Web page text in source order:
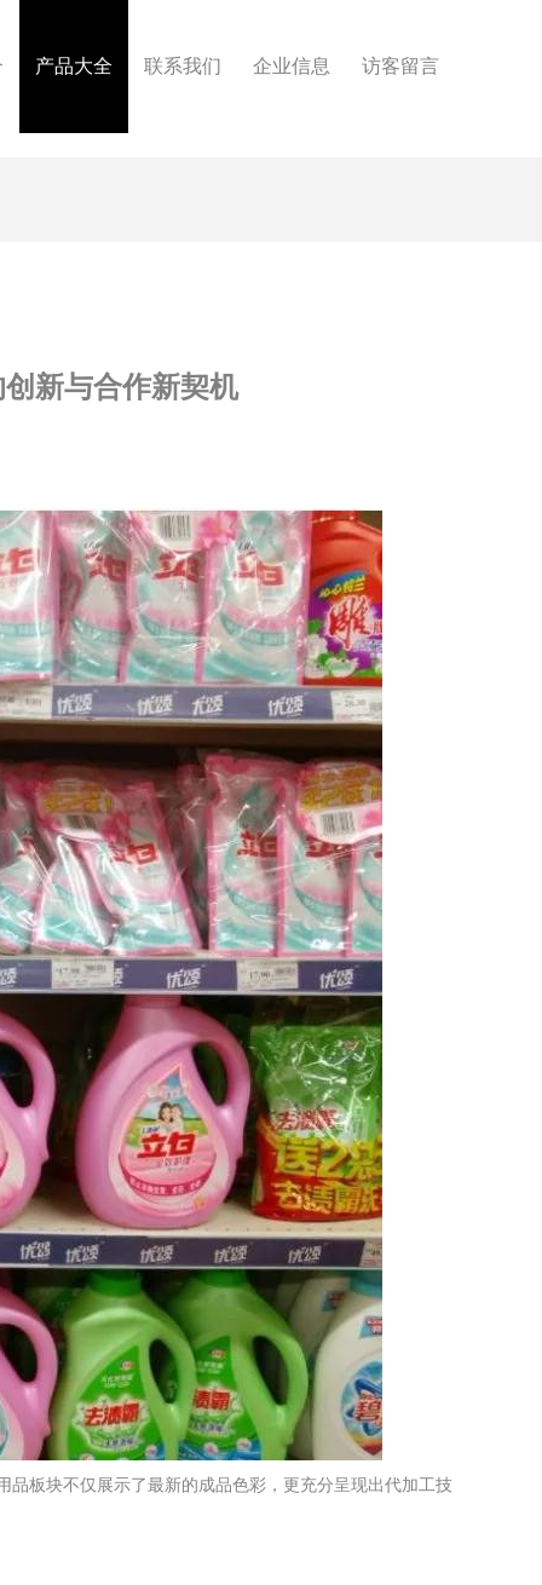
产品大全 联系我们 企业信息 访客留言
新与合作新契机
品板块不仅展示了最新的成品色彩，更充分呈现出代加工技